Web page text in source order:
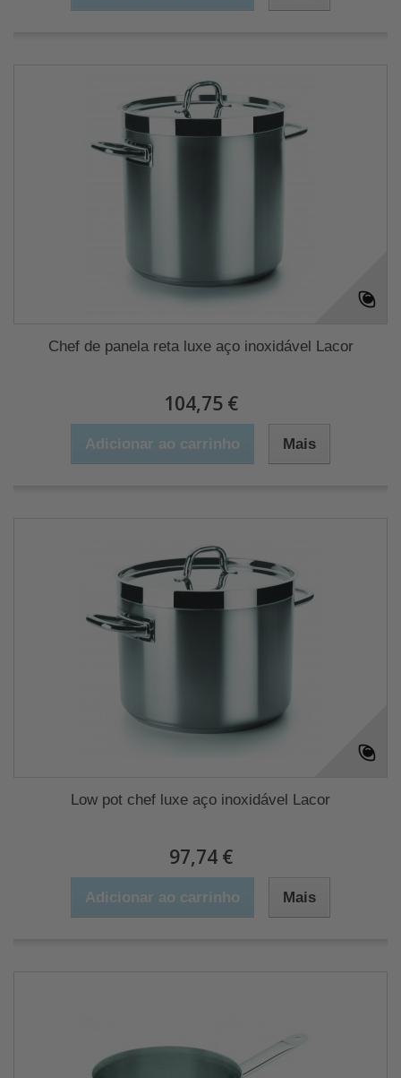
Chef de panela reta luxe aço inoxidável Lacor
104,75 €
Adicionar ao carrinho Mais
Low pot chef luxe aço inoxidável Lacor
97,74 €
Adicionar ao carrinho Mais